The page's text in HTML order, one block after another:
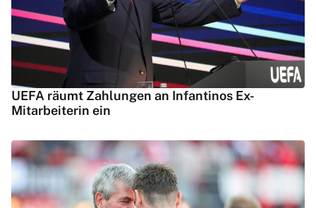
UEFA räumt Zahlungen an Infantinos Ex-
Mitarbeiterin ein